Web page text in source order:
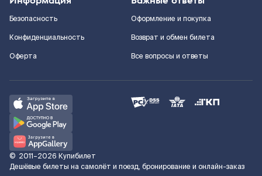
Безопасность
Конфиденциальность
Оферта
Оформление и покупка
Возврат и обмен билета
Все вопросы и ответы
© 2011–2026 Купибилет
Дешёвые билеты на самолёт и поезд, бронирование и онлайн-заказ